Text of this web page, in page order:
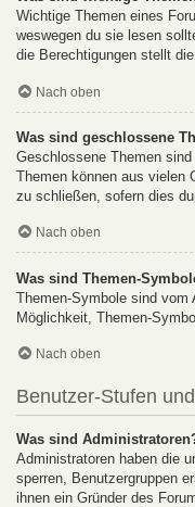
Wichtige Themen eines
weswegen du sie lesen
die Berechtigungen stellt
Nach oben
Was sind geschlossene
Geschlossene Themen
Themen können aus vielen
zu schließen, sofern dies
Nach oben
Was sind Themen-
Themen-Symbole sind vom
Möglichkeit, Themen-
Nach oben
Benutzer-Stufen
Was sind
Administratoren haben die
sperren, Benutzergruppen
ihnen ein Gründer des